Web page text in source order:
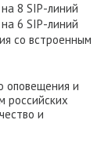
8 SIP-линий
6 SIP-линий
со встроенным
оповещения и
российских
и